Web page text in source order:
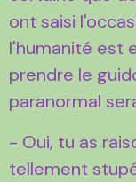
ont saisi
l'humanité est
prendre le
paranormal
- Oui, tu as
tellement